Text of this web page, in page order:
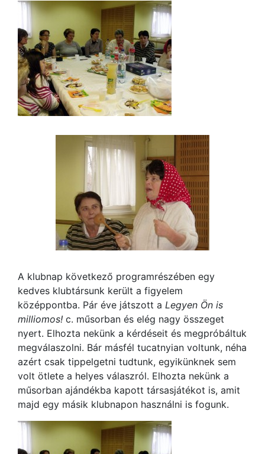
A klubnap következő programrészében egy
kedves klubtársunk került a figyelem
középpontba. Pár éve játszott a Legyen Ön is
milliomos! c. műsorban és elég nagy összeget
nyert. Elhozta nekünk a kérdéseit és megpróbáltuk
megválaszolni. Bár másfél tucatnyian voltunk, néha
azért csak tippelgetni tudtunk, egyikünknek sem
volt ötlete a helyes válaszról. Elhozta nekünk a
műsorban ajándékba kapott társasjátékot is, amit
majd egy másik klubnapon használni is fogunk.